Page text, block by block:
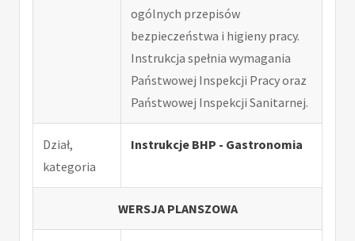
ogólnych przepisów
bezpieczeństwa i higieny pracy.
Instrukcja spełnia wymagania
Państwowej Inspekcji Pracy oraz
Państwowej Inspekcji Sanitarnej.
Dział,
kategoria
Instrukcje BHP - Gastronomia
WERSJA PLANSZOWA